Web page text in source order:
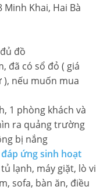
Minh Khai, Hai Bà
đồ
đã có sổ đỏ ( giá
nếu muốn mua
1 phòng khách và
ra quảng trường
bị nắng
ứng sinh hoạt
lạnh, máy giặt, lò vi
sofa, bàn ăn, điều